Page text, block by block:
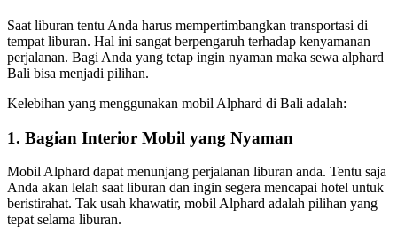
Saat liburan tentu Anda harus mempertimbangkan transportasi di
tempat liburan. Hal ini sangat berpengaruh terhadap kenyamanan
perjalanan. Bagi Anda yang tetap ingin nyaman maka sewa alphard
Bali bisa menjadi pilihan.
Kelebihan yang menggunakan mobil Alphard di Bali adalah:
1. Bagian Interior Mobil yang Nyaman
Mobil Alphard dapat menunjang perjalanan liburan anda. Tentu saja
Anda akan lelah saat liburan dan ingin segera mencapai hotel untuk
beristirahat. Tak usah khawatir, mobil Alphard adalah pilihan yang
tepat selama liburan.